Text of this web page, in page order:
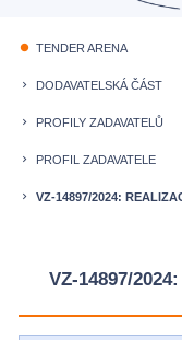
fiber_manual_record TENDER ARENA
keyboard_arrow_right DODAVATELSKÁ ČÁST
keyboard_arrow_right PROFILY ZADAVATELŮ
keyboard_arrow_right PROFIL ZADAVATELE
keyboard_arrow_right VZ-14897/2024:
VZ-14897/